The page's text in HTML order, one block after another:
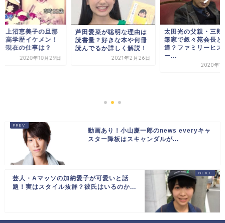
上沼恵美子の旦那
高学歴イケメン！
現在の仕事は？
2020年10月29日
芦田愛菜が聡明な理由は
読書量？好きな本や何冊
読んでるか詳しく解説！
2021年2月26日
太田光の父親・三郎
築家で叙々苑会長と
達？ファミリーヒス
ー...
2020年
動画あり！小山慶一郎のnews everyキャ
スター降板はスキャンダルが...
芸人・Aマッソの加納愛子が可愛いと話
題！実はスタイル抜群？彼氏はいるのか...